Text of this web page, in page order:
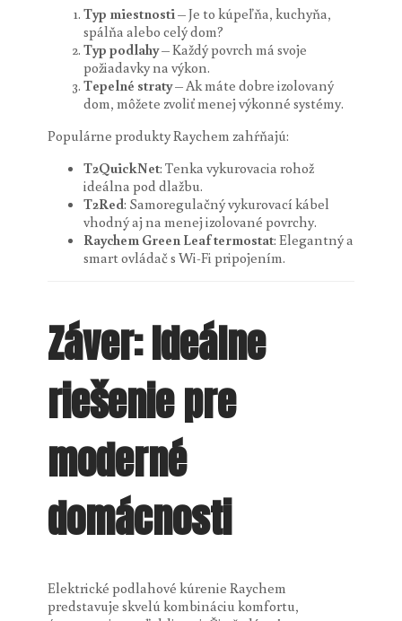
Typ miestnosti– Je to kúpeľňa, kuchyňa,
spálňa alebo celý dom?
Typ podlahy– Každý povrch má svoje
požiadavky na výkon.
Tepelné straty– Ak máte dobre izolovaný
dom, môžete zvoliť menej výkonné systémy.
Populárne produkty Raychem zahŕňajú:
T2QuickNet: Tenka vykurovacia rohož
ideálna pod dlažbu.
T2Red: Samoregulačný vykurovací kábel
vhodný aj na menej izolované povrchy.
Raychem Green Leaf termostat: Elegantný a
smart ovládač s Wi-Fi pripojením.
Záver: Ideálne
riešenie pre
moderné
domácnosti
Elektrické podlahové kúrenie Raychem
predstavuje skvelú kombináciu komfortu,